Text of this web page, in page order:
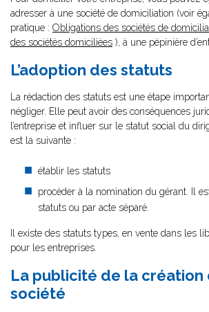
adresser à une société de domiciliation (voir
pratique : Obligations des sociétés de
des sociétés domiciliées ), à une pépinière
L’adoption des statuts
La rédaction des statuts est une étape
négliger. Elle peut avoir des conséquences
l’entreprise et influer sur le statut social du
est la suivante :
établir les statuts
procéder à la nomination du gérant. Il
statuts ou par acte séparé.
Il existe des statuts types, en vente dans les
pour les entreprises.
La publicité de la création
société